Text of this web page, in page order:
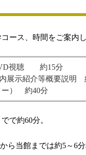
ース、時間をご案内し
視聴 約15分
展示紹介等概要説明
ー） 約40分
で約60分。
ら当館までは約5～6分